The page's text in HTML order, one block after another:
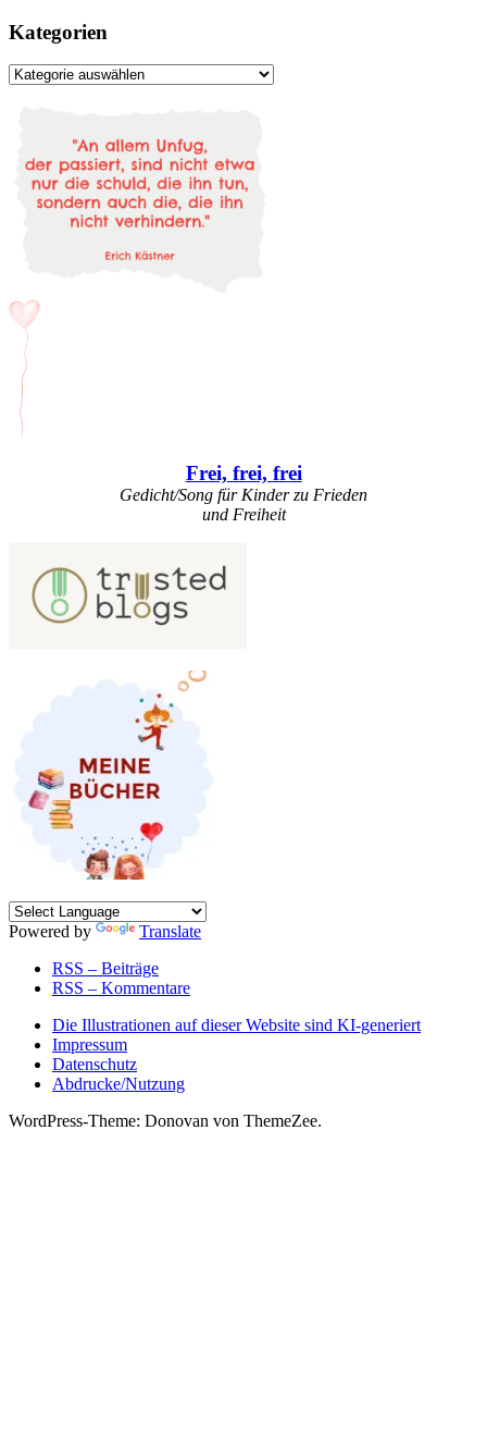
Kategorien
Kategorien
Frei, frei, frei
Gedicht/Song für Kinder zu Frieden
und Freiheit
Powered by
Translate
RSS – Beiträge
RSS – Kommentare
Die Illustrationen auf dieser Website sind KI-generiert
Impressum
Datenschutz
Abdrucke/Nutzung
WordPress-Theme: Donovan von ThemeZee.